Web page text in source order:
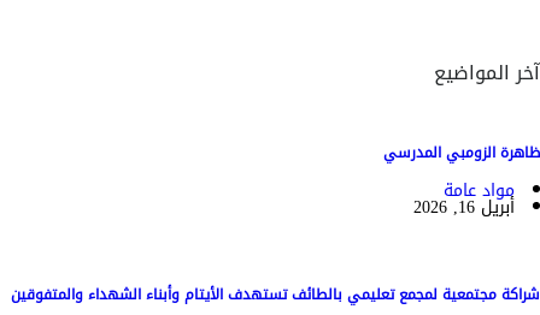
آخر المواضيع
ظاهرة الزومبي المدرسي
مواد عامة
أبريل 16, 2026
شراكة مجتمعية لمجمع تعليمي بالطائف تستهدف الأيتام وأبناء الشهداء والمتفوقين